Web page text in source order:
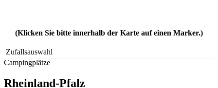
(Klicken Sie bitte innerhalb der Karte auf einen Marker.)
Zufallsauswahl
Campingplätze
Rheinland-Pfalz